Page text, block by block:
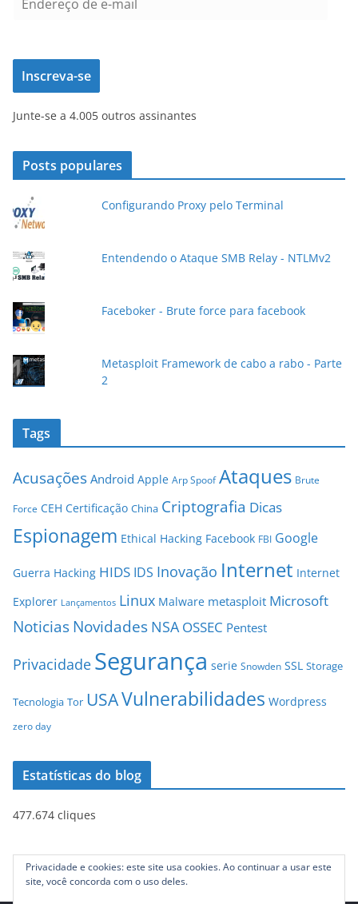
e
e
ç
d
e
-
a
i
Inscreva-se
Junte-se a 4.005 outros assinantes
Posts populares
Configurando Proxy pelo Terminal
Entendendo o Ataque SMB Relay - NTLMv2
Faceboker - Brute force para facebook
Metasploit Framework de cabo a rabo - Parte
2
Tags
Acusações Android Apple Arp Spoof Ataques Brute
Force CEH Certificação China Criptografia Dicas
Espionagem Ethical Hacking Facebook FBI Google
Guerra Hacking HIDS IDS Inovação Internet Internet
Explorer Lançamentos Linux Malware metasploit Microsoft
NoticiasNovidades NSA OSSEC Pentest
Privacidade Segurança serie Snowden SSL Storage
Tecnologia Tor USAVulnerabilidades Wordpress
zero day
Estatísticas do blog
477.674 cliques
Privacidade e cookies: este site usa cookies. Ao continuar a usar este
site, você concorda com o uso deles.